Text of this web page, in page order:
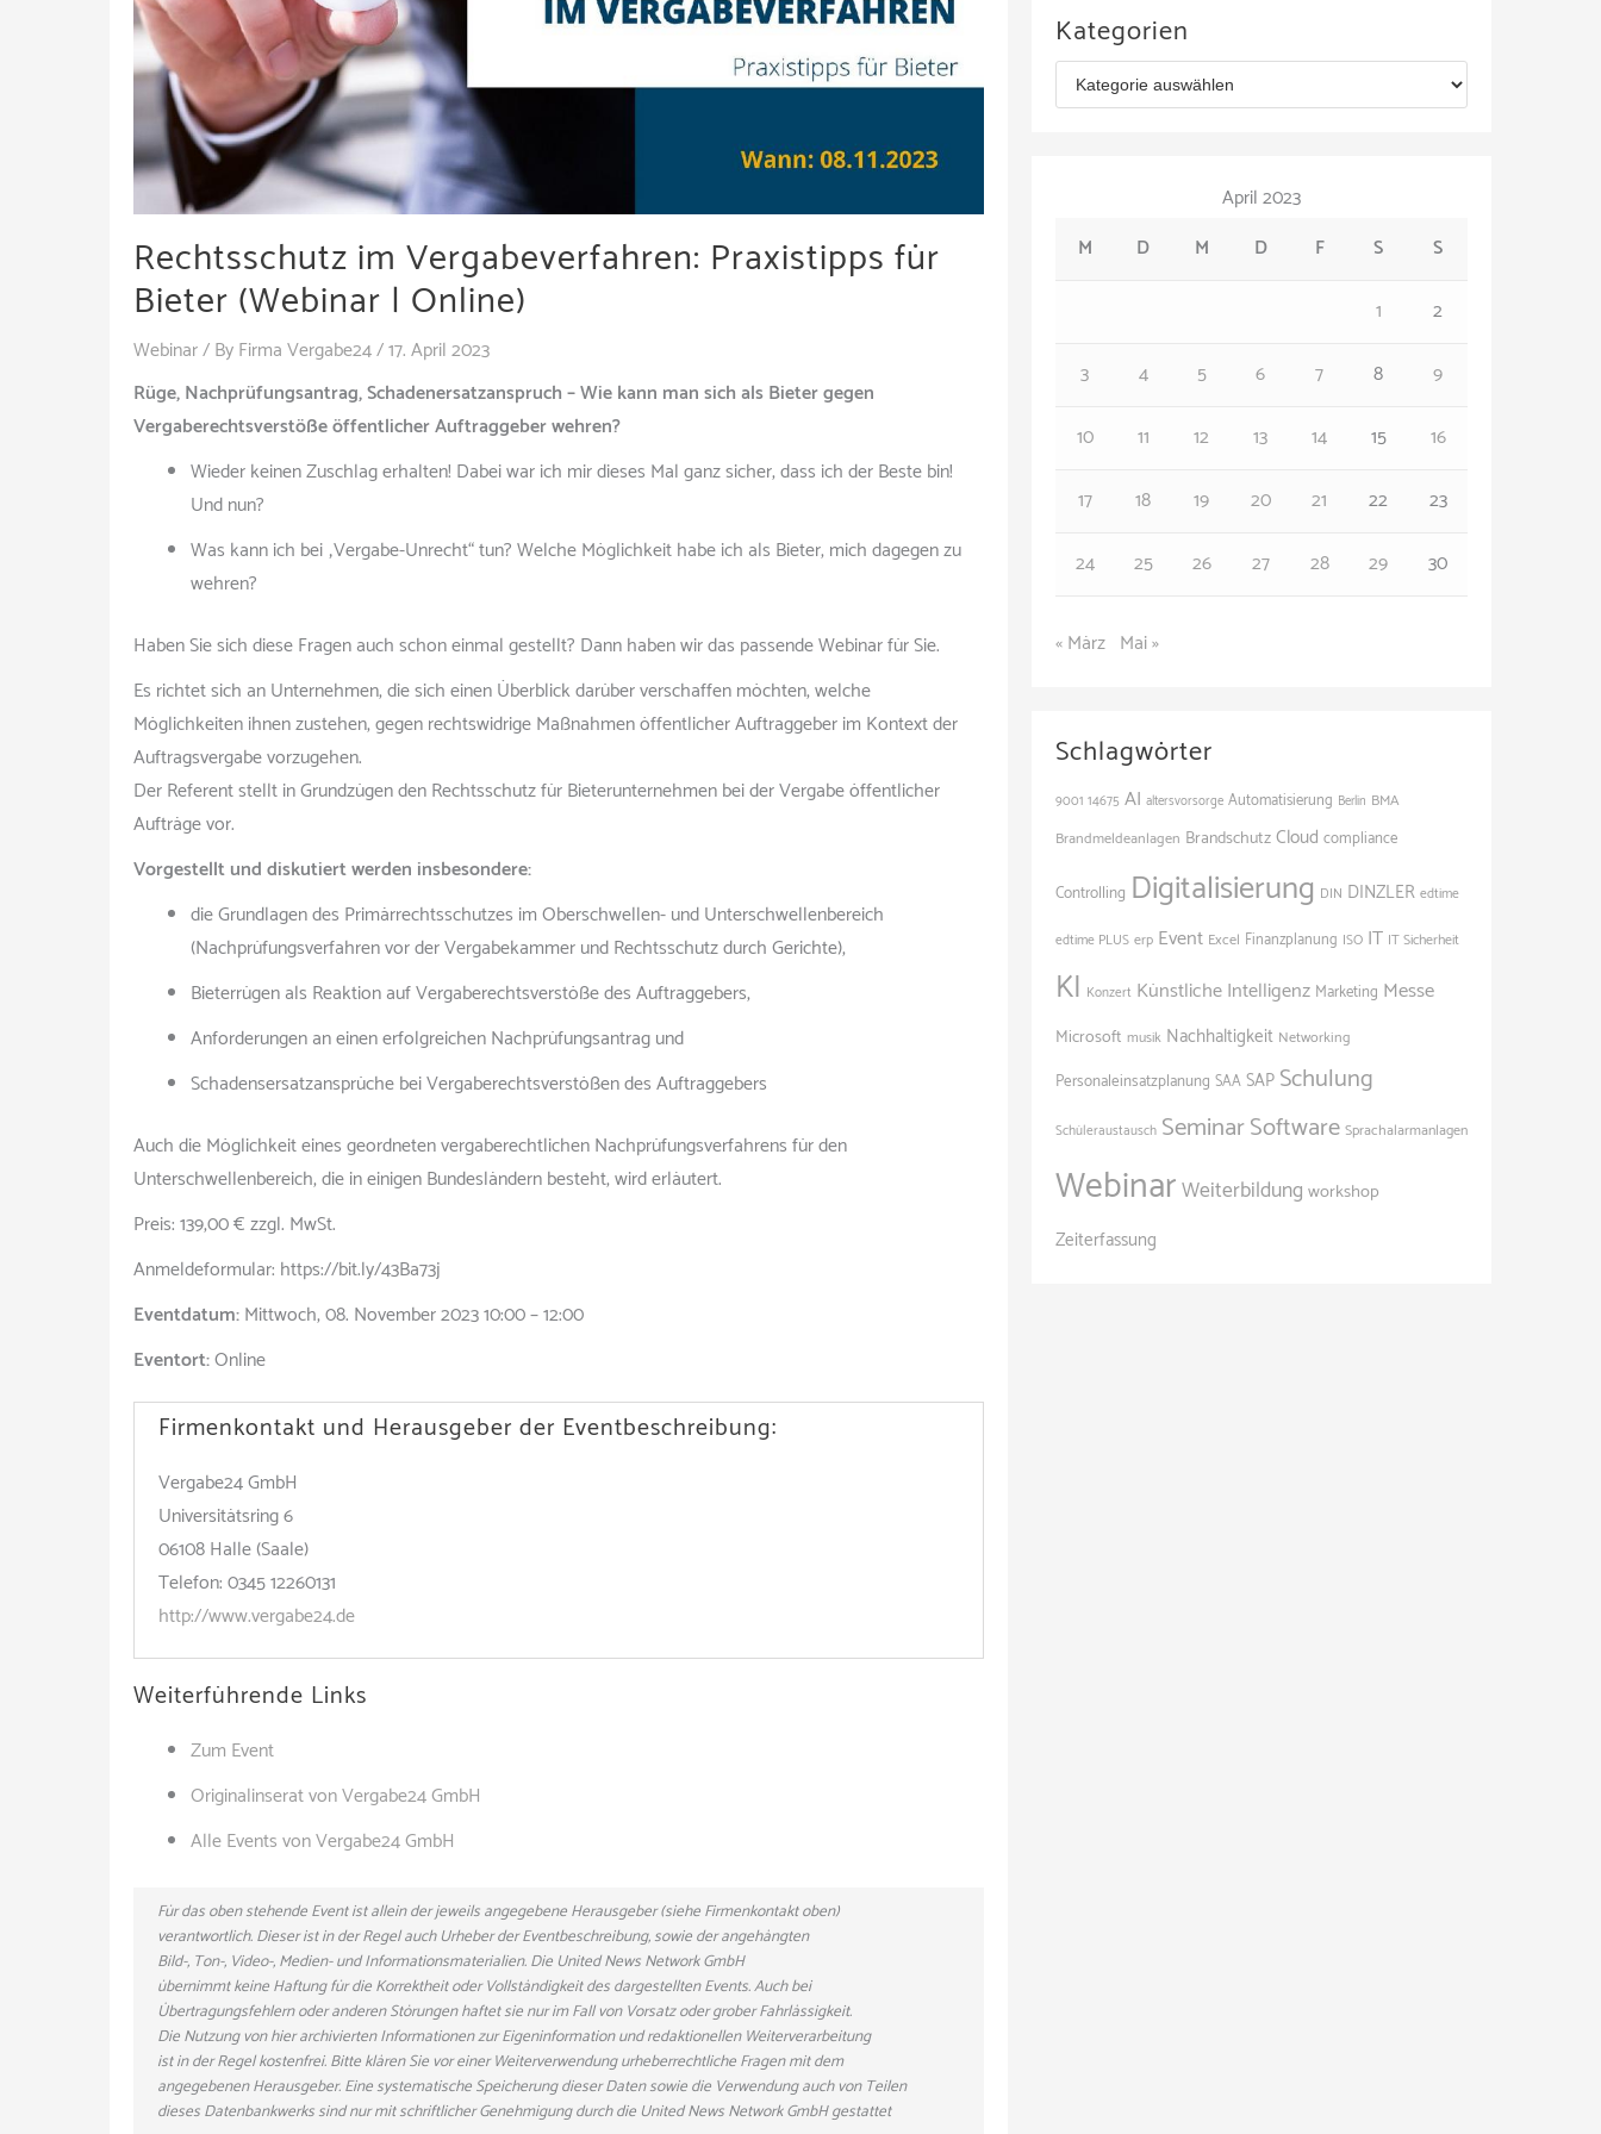
Rechtsschutz im Vergabeverfahren: Praxistipps für
Bieter (Webinar | Online)
Webinar/ ByFirma Vergabe24/17. April 2023
Rüge, Nachprüfungsantrag, Schadenersatzanspruch – Wie kann man sich als Bieter gegen
Vergaberechtsverstöße öffentlicher Auftraggeber wehren?
Wieder keinen Zuschlag erhalten! Dabei war ich mir dieses Mal ganz sicher, dass ich der Beste bin!
Und nun?
Was kann ich bei „Vergabe-Unrecht“ tun? Welche Möglichkeit habe ich als Bieter, mich dagegen zu
wehren?
Haben Sie sich diese Fragen auch schon einmal gestellt? Dann haben wir das passende Webinar für Sie.
Es richtet sich an Unternehmen, die sich einen Überblick darüber verschaffen möchten, welche
Möglichkeiten ihnen zustehen, gegen rechtswidrige Maßnahmen öffentlicher Auftraggeber im Kontext der
Auftragsvergabe vorzugehen.
Der Referent stellt in Grundzügen den Rechtsschutz für Bieterunternehmen bei der Vergabe öffentlicher
Aufträge vor.
Vorgestellt und diskutiert werden insbesondere:
die Grundlagen des Primärrechtsschutzes im Oberschwellen- und Unterschwellenbereich
(Nachprüfungsverfahren vor der Vergabekammer und Rechtsschutz durch Gerichte),
Bieterrügen als Reaktion auf Vergaberechtsverstöße des Auftraggebers,
Anforderungen an einen erfolgreichen Nachprüfungsantrag und
Schadensersatzansprüche bei Vergaberechtsverstößen des Auftraggebers
Auch die Möglichkeit eines geordneten vergaberechtlichen Nachprüfungsverfahrens für den
Unterschwellenbereich, die in einigen Bundesländern besteht, wird erläutert.
Preis: 139,00 € zzgl. MwSt.
Anmeldeformular: https://bit.ly/43Ba73j
Eventdatum:Mittwoch, 08. November 2023 10:00 – 12:00
Eventort:Online
Firmenkontakt und Herausgeber der Eventbeschreibung:
Vergabe24 GmbH
Universitätsring 6
06108 Halle (Saale)
Telefon: 0345 12260131
http://www.vergabe24.de
Weiterführende Links
Zum Event
Originalinserat von Vergabe24 GmbH
Alle Events von Vergabe24 GmbH
Für das oben stehende Event ist allein der jeweils angegebene Herausgeber (siehe Firmenkontakt oben)
verantwortlich. Dieser ist in der Regel auch Urheber der Eventbeschreibung, sowie der angehängten
Bild-, Ton-, Video-, Medien- und Informationsmaterialien. Die United News Network GmbH
übernimmt keine Haftung für die Korrektheit oder Vollständigkeit des dargestellten Events. Auch bei
Übertragungsfehlern oder anderen Störungen haftet sie nur im Fall von Vorsatz oder grober Fahrlässigkeit.
Die Nutzung von hier archivierten Informationen zur Eigeninformation und redaktionellen Weiterverarbeitung
ist in der Regel kostenfrei. Bitte klären Sie vor einer Weiterverwendung urheberrechtliche Fragen mit dem
angegebenen Herausgeber. Eine systematische Speicherung dieser Daten sowie die Verwendung auch von Teilen
dieses Datenbankwerks sind nur mit schriftlicher Genehmigung durch die United News Network GmbH gestattet
hKategorien
April 2023
M
D M D F S
S
1
2
3
4 5 6 7 8
9
10
11 12 13 14 15
16
17
18 19 20 21 22
23
24
25 26 27 28 29 30
« März Mai »
Schlagwörter
9001 14675 AI altersvorsorge Automatisierung Berlin BMA
Brandmeldeanlagen BrandschutzCloud compliance
Controlling Digitalisierung DIN DINZLER edtime
edtime PLUS erp Event Excel Finanzplanung ISO IT IT Sicherheit
KI Konzert Künstliche Intelligenz Marketing Messe
Microsoft musik Nachhaltigkeit Networking
Personaleinsatzplanung SAASAP Schulung
Schüleraustausch SeminarSoftware Sprachalarmanlagen
WebinarWeiterbildung workshop
Zeiterfassung